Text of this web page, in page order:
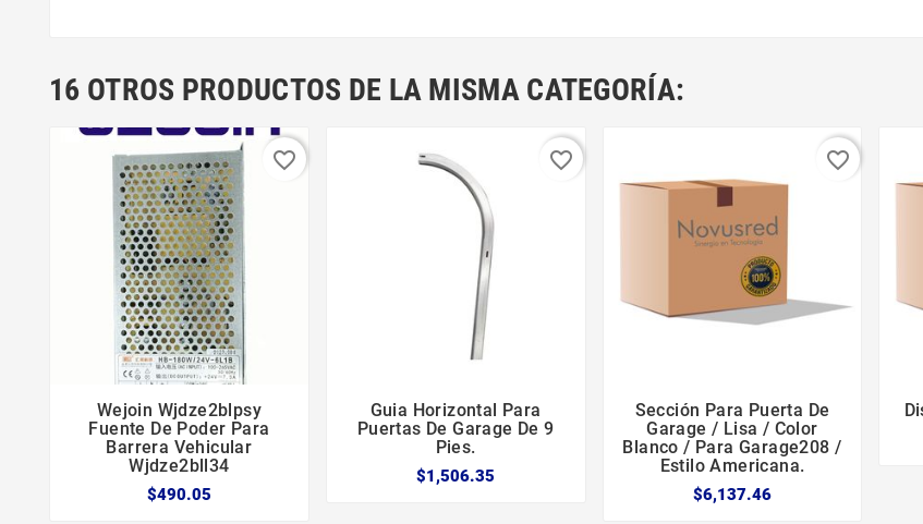
16 OTROS PRODUCTOS DE LA MISMA CATEGORÍA:
  
Wejoin Wjdze2blpsy
Fuente De Poder Para
Barrera Vehicular
Wjdze2bll34
$490.05
favorite_border
  
Guia Horizontal Para
Puertas De Garage De 9
Pies.
$1,506.35
favorite_border
  
Sección Para Puerta De
Garage / Lisa / Color
Blanco / Para Garage208 /
Estilo Americana.
$6,137.46
favorite_border